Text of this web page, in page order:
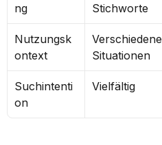
ng
Stichworte
Nutzungsk
ontext
Verschiedene
Situationen
Suchintenti
on
Vielfältig